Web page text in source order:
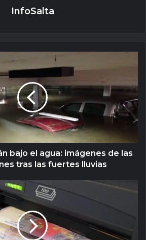
InfoSalta
bajo el agua: imágenes de las
tras las fuertes lluvias